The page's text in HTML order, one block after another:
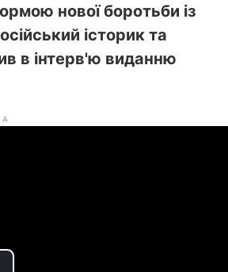
нової боротьби із
історик та
в інтерв'ю виданню